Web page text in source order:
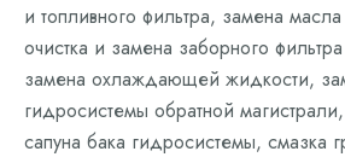
и топливного фильтра, замена
очистка и замена заборного
замена охлаждающей жидкости,
гидросистемы обратной
сапуна бака гидросистемы, смазка